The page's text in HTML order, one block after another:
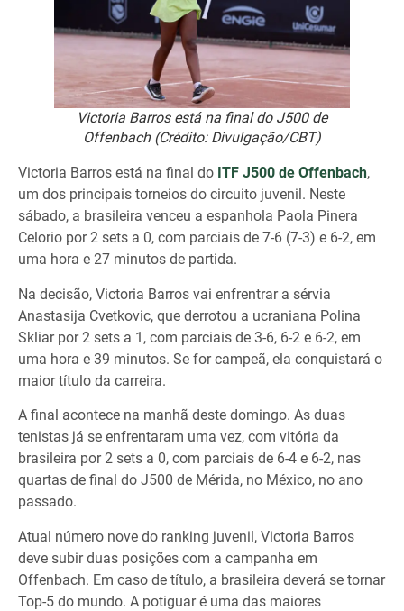
Victoria Barros está na final do J500 de
Offenbach (Crédito: Divulgação/CBT)
Victoria Barros está na final do ITF J500 de Offenbach,
um dos principais torneios do circuito juvenil. Neste
sábado, a brasileira venceu a espanhola Paola Pinera
Celorio por 2 sets a 0, com parciais de 7-6 (7-3) e 6-2, em
uma hora e 27 minutos de partida.
Na decisão, Victoria Barros vai enfrentrar a sérvia
Anastasija Cvetkovic, que derrotou a ucraniana Polina
Skliar por 2 sets a 1, com parciais de 3-6, 6-2 e 6-2, em
uma hora e 39 minutos. Se for campeã, ela conquistará o
maior título da carreira.
A final acontece na manhã deste domingo. As duas
tenistas já se enfrentaram uma vez, com vitória da
brasileira por 2 sets a 0, com parciais de 6-4 e 6-2, nas
quartas de final do J500 de Mérida, no México, no ano
passado.
Atual número nove do ranking juvenil, Victoria Barros
deve subir duas posições com a campanha em
Offenbach. Em caso de título, a brasileira deverá se tornar
Top-5 do mundo. A potiguar é uma das maiores